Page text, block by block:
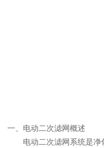
一、电动二次滤网概述
电动二次滤网 系统是净